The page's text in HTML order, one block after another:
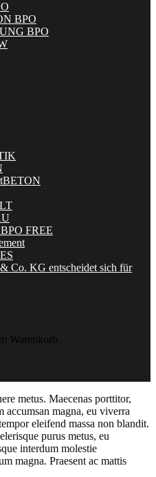
BPO
BPO
FREE
Co. KG entscheidet sich für
Warenkorb.
metus. Maecenas porttitor,
magna, eu viverra
eleifend massa non blandit.
purus metus, eu
interdum molestie
magna. Praesent ac mattis